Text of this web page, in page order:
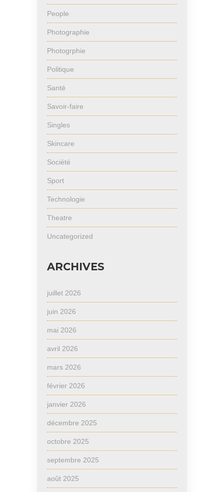
People
Photographie
Photogrphie
Politique
Santé
Savoir-faire
Singles
Skincare
Société
Sport
Technologie
Theatre
Uncategorized
ARCHIVES
juillet 2026
juin 2026
mai 2026
avril 2026
mars 2026
février 2026
janvier 2026
décembre 2025
octobre 2025
septembre 2025
août 2025